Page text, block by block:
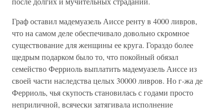
Граф оставил мадемуазель Аиссе ренту в 4000 ливров,
что на самом деле обеспечивало довольно скромное
существование для женщины ее круга. Гораздо более
щедрым подарком было то, что покойный обязал
семейство Ферриоль выплатить мадемуазель Аиссе из
своей части наследства целых 30000 ливров. Но г-жа де
Ферриоль, чья скупость становилась с годами просто
неприличной, всячески затягивала исполнение